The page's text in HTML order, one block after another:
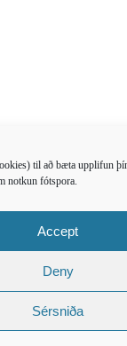
til að bæta upplifun
notkun fótspora.
Accept
Deny
Sérsniða